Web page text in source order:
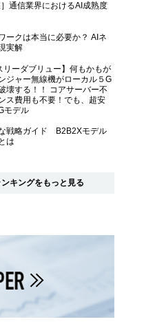
］通信業界におけるAI成熟度
ークは本当に必要か？ AIネ
実解
リーダブリュー】何もかもが
ジャー無線機がローカル５G
壊する！！ コアサーバー不
ス費用も不要！でも、超安
モデル
戦略ガイド B2B2Xモデル
は
キングをもっと見る